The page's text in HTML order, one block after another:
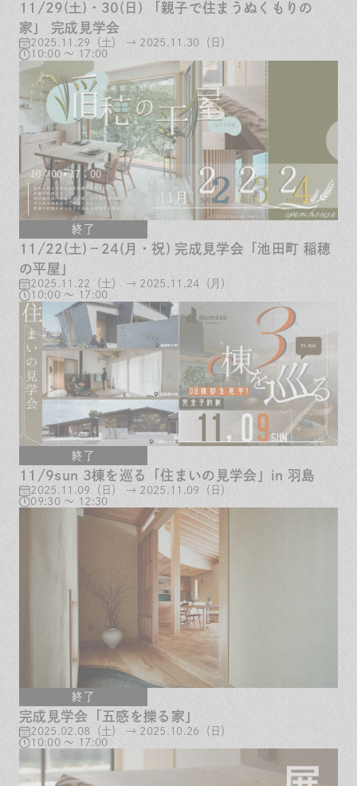
11/29(土)・30(日) 「親子で住まうぬくもりの
家」 完成見学会
2025.11.29（土） → 2025.11.30（日）
10:00 ～ 17:00
終了
11/22(土)－24(月・祝) 完成見学会「池田町 稲穂
の平屋」
2025.11.22（土） → 2025.11.24（月）
10:00 ～ 17:00
終了
11/9sun 3棟を巡る「住まいの見学会」in 羽島
2025.11.09（日） → 2025.11.09（日）
09:30 ～ 12:30
終了
完成見学会「五感を擽る家」
2025.02.08（土） → 2025.10.26（日）
10:00 ～ 17:00